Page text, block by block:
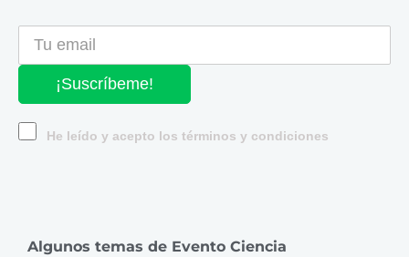
¡Suscríbeme!
He leído y acepto los términos y condiciones
Algunos temas de Evento Ciencia